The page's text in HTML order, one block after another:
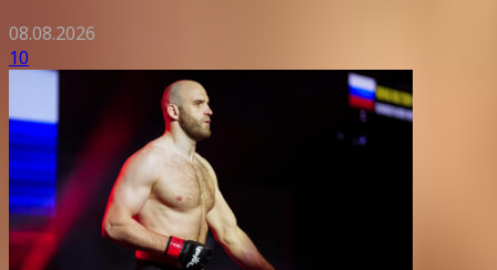
08.08.2026
10